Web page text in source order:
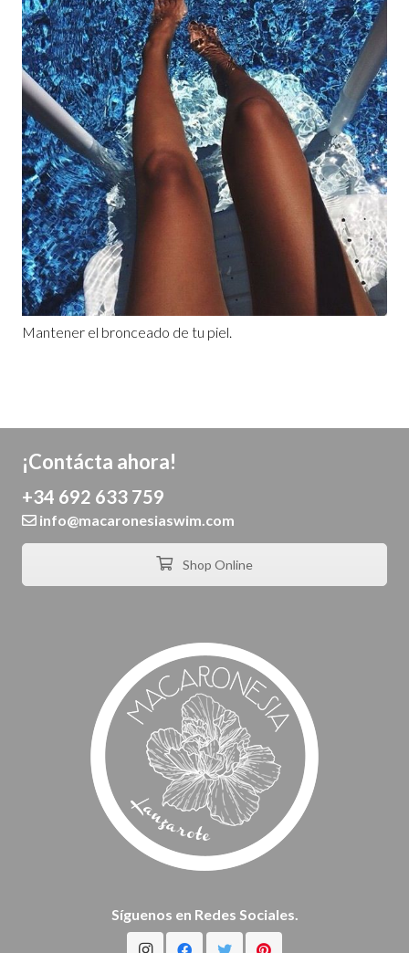
Mantener el bronceado de tu piel.
¡Contácta ahora!
+34 692 633 759
info@macaronesiaswim.com
Shop Online
Síguenos en Redes Sociales.